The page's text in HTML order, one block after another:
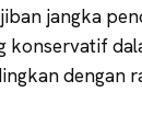
jangka
konservatif
dengan